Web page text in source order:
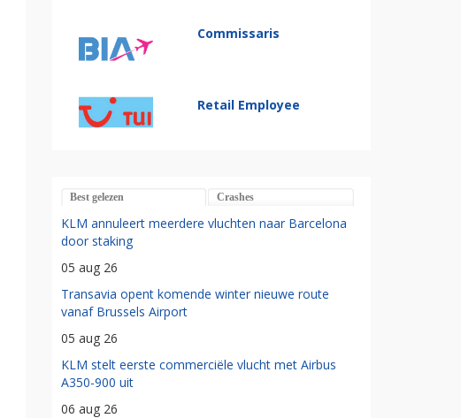
Commissaris
Retail Employee
Best gelezen Crashes
KLM annuleert meerdere vluchten naar Barcelona
door staking
05 aug 26
Transavia opent komende winter nieuwe route
vanaf Brussels Airport
05 aug 26
KLM stelt eerste commerciële vlucht met Airbus
A350-900 uit
06 aug 26